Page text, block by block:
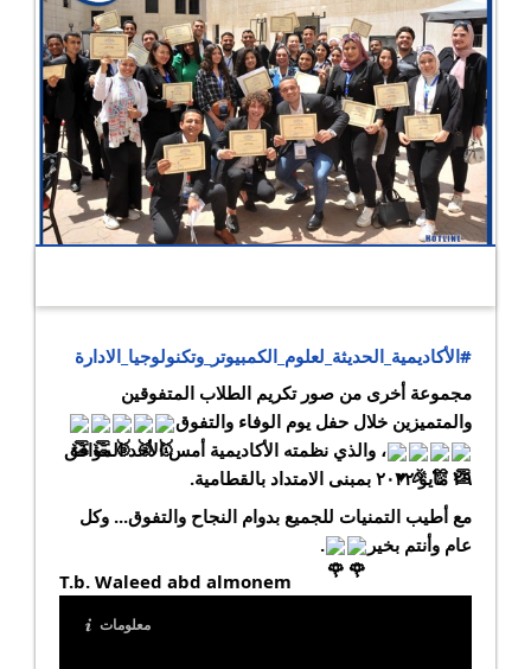
#الأكاديمية_الحديثة_لعلوم_الكمبيوتر_وتكنولوجيا_الادارة
والمتميزين خلال حفل يوم الوفاء والتفوق
٢٩ مايو ٢٠٢٢ بمبنى الامتداد بالقطامية.
عام وأنتم بخير
.
T.b. Waleed abd almonem
معلومات